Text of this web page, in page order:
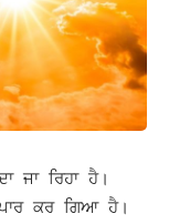
ਜਾ ਰਿਹਾ ਹੈ।
ਕਰ ਗਿਆ ਹੈ।